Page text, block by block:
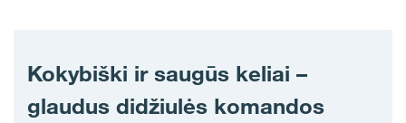
Kokybiški ir saugūs keliai –
glaudus didžiulės komandos